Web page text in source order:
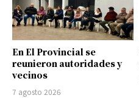
En El Provincial se
reunieron autoridades y
vecinos
7 agosto 2026